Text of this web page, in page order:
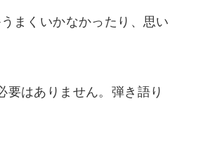
まくいかなかったり、思い
はありません。弾き語り